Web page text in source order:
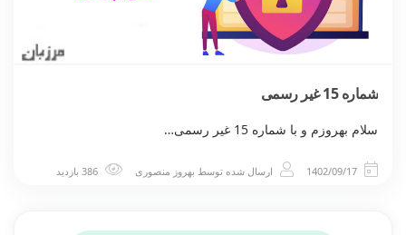
شماره 15 غیر رسمی
سلام بهروزم و با شماره 15 غیر رسمی…
1402/09/17 ارسال شده توسط بهروز منصوری